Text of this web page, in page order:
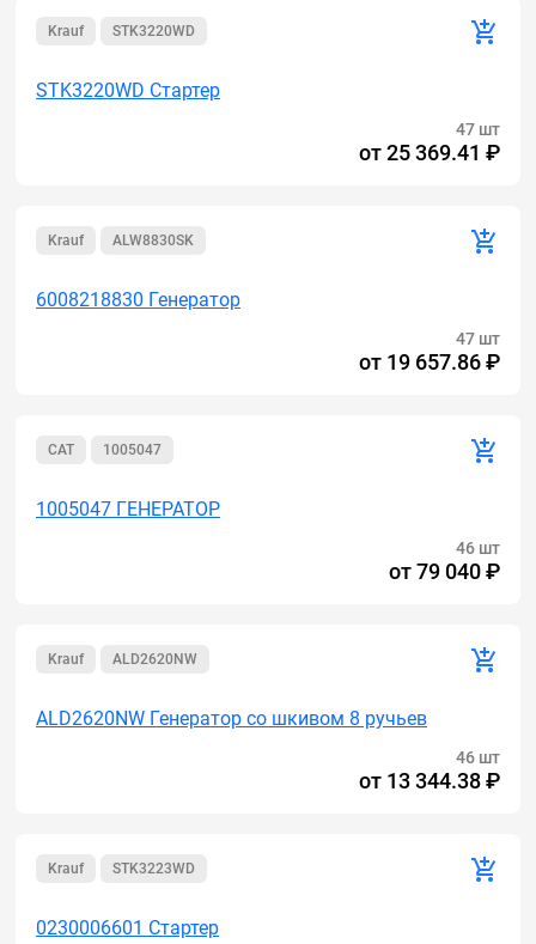
Krauf STK3220WD
STK3220WD Стартер
47 шт
от25 369.41 ₽
Krauf ALW8830SK
6008218830 Генератор
47 шт
от 19 657.86 ₽
CAT 1005047
1005047 ГЕНЕРАТОР
46 шт
от79 040 ₽
Krauf ALD2620NW
ALD2620NW Генератор cо шкивом 8 ручьев
46 шт
от 13 344.38 ₽
Krauf STK3223WD
0230006601 Стартер